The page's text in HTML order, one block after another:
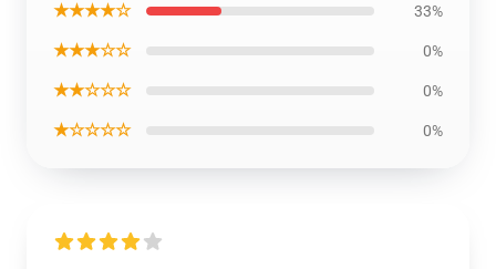
★★★★☆ 33%
★★★☆☆ 0%
★★☆☆☆ 0%
★☆☆☆☆ 0%